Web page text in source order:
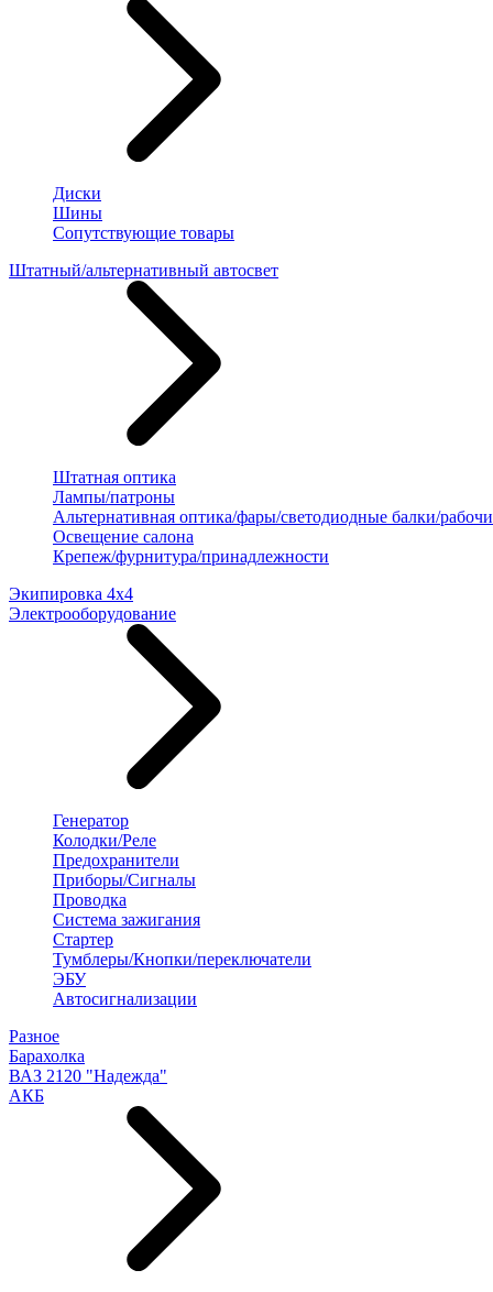
Диски
Шины
Сопутствующие товары
Штатный/альтернативный автосвет
Штатная оптика
Лампы/патроны
Альтернативная оптика/фары/светодиодные балки/
Освещение салона
Крепеж/фурнитура/принадлежности
Экипировка 4х4
Электрооборудование
Генератор
Колодки/Реле
Предохранители
Приборы/Сигналы
Проводка
Система зажигания
Стартер
Тумблеры/Кнопки/переключатели
ЭБУ
Автосигнализации
Разное
Барахолка
ВАЗ 2120 "Надежда"
АКБ